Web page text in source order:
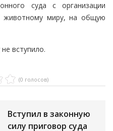
суда с организации
животному миру, на общую
вступило.
(0 голосов)
Вступил в законную
силу приговор суда